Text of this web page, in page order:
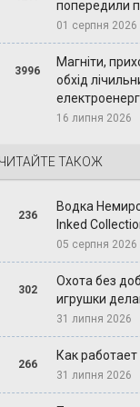
попередили
01 серпня 2026
3996
Магніти,
обхід
16 липня 2026
ЧИТАЙТЕ ТАКОЖ
236
Водка
Inked
05 серпня 2026
302
Охота без
игрушки
31 липня 2026
266
Как
31 липня 2026